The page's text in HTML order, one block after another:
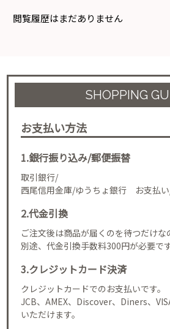
閲覧履歴はまだありません
SHOPPING
お支払い方法
1.銀行振り込み/郵便振替
取引銀行/
西尾信用金庫/ゆうちょ銀行 お支払
2.代金引換
ご注文後は商品が届くのを待つだけな
別途、代金引換手数料300円が必要です
3.クレジットカード決済
クレジットカードでのお支払いです。
JCB、AMEX、Discover、Diners、
いただけます。